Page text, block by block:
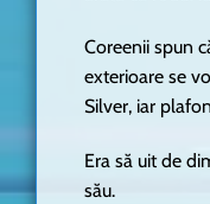
Coreenii spun
exterioare se
Silver, iar
Era să uit de
său.